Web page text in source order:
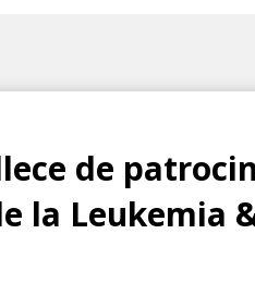
de
la Leukemia